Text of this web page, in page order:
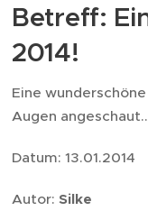
Betreff:
2014!
Eine
Augen
Datum: 13.01.2014
Autor: Silke